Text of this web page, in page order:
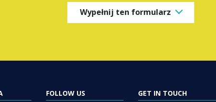
Wypełnij ten formularz
FOLLOW US GET IN TOUCH